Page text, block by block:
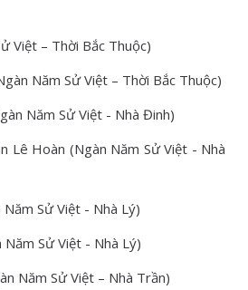
Việt – Thời Bắc Thuộc)
Năm Sử Việt – Thời Bắc Thuộc)
Năm Sử Việt - Nhà Đinh)
Lê Hoàn (Ngàn Năm Sử Việt - Nhà
Năm Sử Việt - Nhà Lý)
Sử Việt - Nhà Lý)
Năm Sử Việt – Nhà Trần)